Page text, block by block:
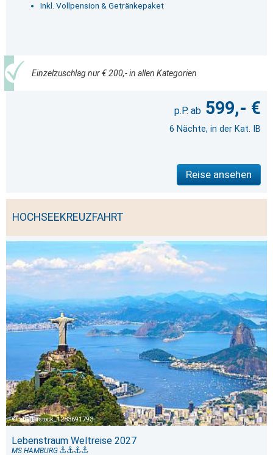
Inkl. Vollpension & Getränkepaket
Einzelzuschlag nur € 200,- in allen Kategorien
599,- €
6 Nächte, in der Kat. IB
Reise ansehen
HOCHSEEKREUZFAHRT
shutterstock_1283691793
Lebenstraum Weltreise 2027
MS HAMBURG